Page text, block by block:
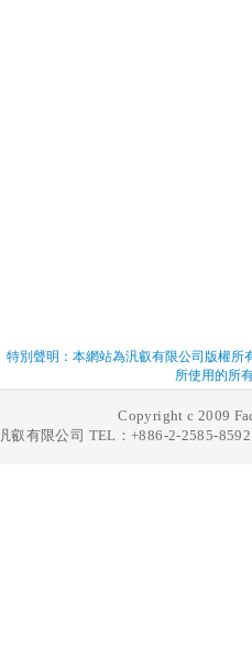
特別聲明：本網站為汎叡有限公司版權
所使用的所
Copyright c 2009
叡有限公司 TEL：+886-2-2585-